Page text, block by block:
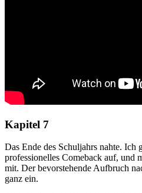
Kapitel 7
Das Ende des Schuljahrs nahte. Ich
professionelles Comeback auf, und
mit. Der bevorstehende Aufbruch
ganz ein.